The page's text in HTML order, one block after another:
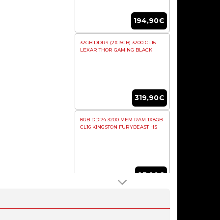
194,90€
32GB DDR4 (2X16GB) 3200 CL16
LEXAR THOR GAMING BLACK
319,90€
8GB DDR4 3200 MEM RAM 1X8GB
CL16 KINGSTON FURYBEAST HS
93,90€